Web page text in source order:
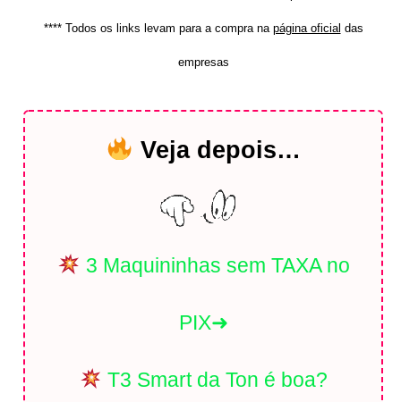
**** Todos os links levam para a compra na página oficial das
empresas
Veja depois…
3 Maquininhas sem TAXA no
PIX➜
T3 Smart da Ton é boa?